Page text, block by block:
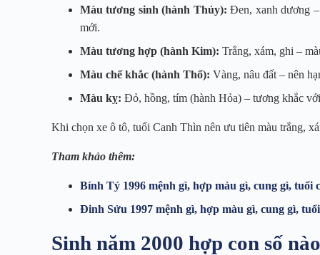
Màu tương sinh (hành Thủy): Đen, xanh dương
mới.
Màu tương hợp (hành Kim): Trắng, xám, ghi –
Màu chế khắc (hành Thổ): Vàng, nâu đất – nên
Màu kỵ: Đỏ, hồng, tím (hành Hỏa) – tương khắc
Khi chọn xe ô tô, tuổi Canh Thìn nên ưu tiên màu trắng,
Tham khảo thêm:
Bính Tý 1996 mệnh gì, hợp màu gì, cung gì, tuổi
Đinh Sửu 1997 mệnh gì, hợp màu gì, cung gì,
Sinh năm 2000 hợp con số